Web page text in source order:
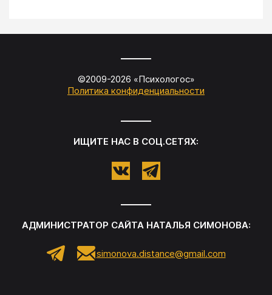
©2009-2026 «Психологос»
Политика конфиденциальности
ИЩИТЕ НАС В СОЦ.СЕТЯХ:
АДМИНИСТРАТОР САЙТА НАТАЛЬЯ СИМОНОВА:
simonova.distance@gmail.com